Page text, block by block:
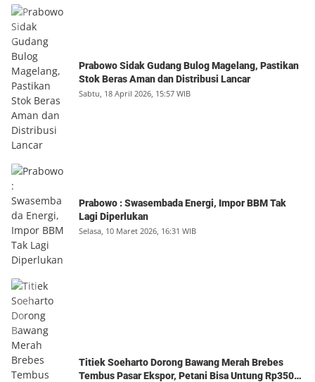
Prabowo Sidak Gudang Bulog Magelang, Pastikan
Stok Beras Aman dan Distribusi Lancar
Sabtu, 18 April 2026, 15:57 WIB
Prabowo : Swasembada Energi, Impor BBM Tak
Lagi Diperlukan
Selasa, 10 Maret 2026, 16:31 WIB
Titiek Soeharto Dorong Bawang Merah Brebes
Tembus Pasar Ekspor, Petani Bisa Untung Rp350